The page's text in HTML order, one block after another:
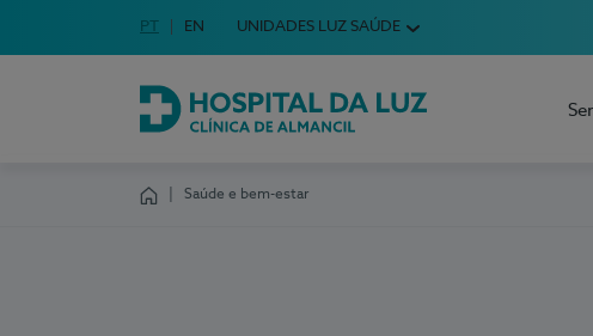
Escolha o seu idioma
Idioma em Português
PT English Language
EN UNIDADES LUZ SAÚDE
Hospital da Luz Clínica de Almancil
Saúde e bem-estar